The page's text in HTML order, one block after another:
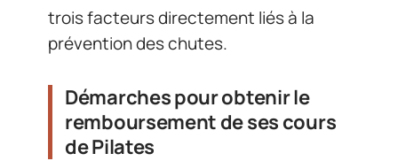
trois facteurs directement liés à la
prévention des chutes.
Démarches pour obtenir le
remboursement de ses cours
de Pilates